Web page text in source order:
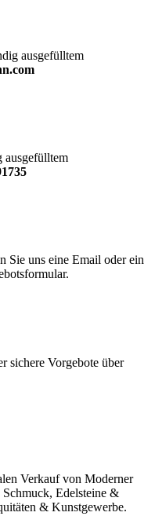
ausgefülltem
ausgefülltem
Sie uns eine Email oder ein
sichere Vorgebote über
Verkauf von Moderner
Edelsteine &
& Kunstgewerbe.